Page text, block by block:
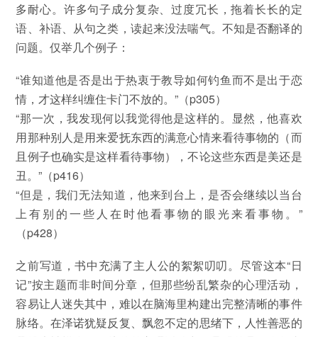
多耐心。许多句子成分复杂、过度冗长，拖着长长的定
语、补语、从句之类，读起来没法喘气。不知是否翻译的
问题。仅举几个例子：
“谁知道他是否是出于热衷于教导如何钓鱼而不是出于恋
情，才这样纠缠住卡门不放的。”（p305）
“那一次，我发现何以我觉得他是这样的。显然，他喜欢
用那种别人是用来爱抚东西的满意心情来看待事物的（而
且例子也确实是这样看待事物），不论这些东西是美还是
丑。”（p416）
“但是，我们无法知道，他来到台上，是否会继续以当台
上有别的一些人在时他看事物的眼光来看事物。”
（p428）
之前写道，书中充满了主人公的絮絮叨叨。尽管这本“日
记”按主题而非时间分章，但那些纷乱繁杂的心理活动，
容易让人迷失其中，难以在脑海里构建出完整清晰的事件
脉络。在泽诺犹疑反复、飘忽不定的思绪下，人性善恶的